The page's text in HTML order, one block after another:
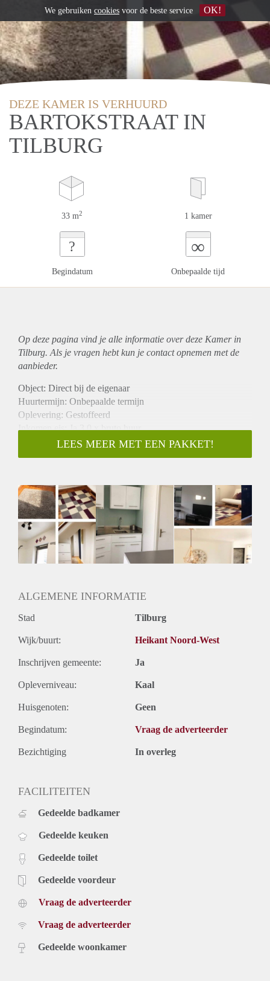
DEZE KAMER IS VERHUURD
BARTOKSTRAAT IN
TILBURG
33 m2 1 kamer
?
Begindatum
∞
Onbepaalde tijd
Op deze pagina vind je alle informatie over deze Kamer in
Tilburg. Als je vragen hebt kun je contact opnemen met de
aanbieder.
Object: Direct bij de eigenaar
Huurtermijn: Onbepaalde termijn
Oplevering: Gestoffeerd
Inkomen eis: Ja 3,0 x bruto huur
Garantiestelling mogelijk: Ja
Borg: 1 maand
Gedeelde keuken: Nee
Gedeelde Douche: Nee
Gedeelde woonkamer: Nee
Huisgenoten: Nee
Geslacht huisgenoten: N.v.t.
LEES MEER MET EEN PAKKET!
ALGEMENE INFORMATIE
Stad Tilburg
Wijk/buurt: Heikant Noord-West
Inschrijven gemeente: Ja
Opleverniveau: Kaal
Huisgenoten: Geen
Begindatum: Vraag de adverteerder
Bezichtiging In overleg
FACILITEITEN
Gedeelde badkamer
Gedeelde keuken
Gedeelde toilet
Gedeelde voordeur
Vraag de adverteerder
Vraag de adverteerder
Gedeelde woonkamer
We gebruiken cookies voor de beste service OK!